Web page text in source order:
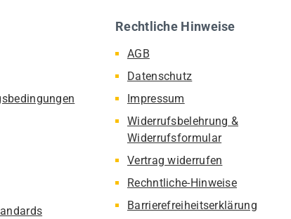
Rechtliche Hinweise
AGB
Datenschutz
Impressum
Widerrufsbelehrung &
Widerrufsformular
Vertrag widerrufen
Rechntliche-Hinweise
Barrierefreiheitserklärung